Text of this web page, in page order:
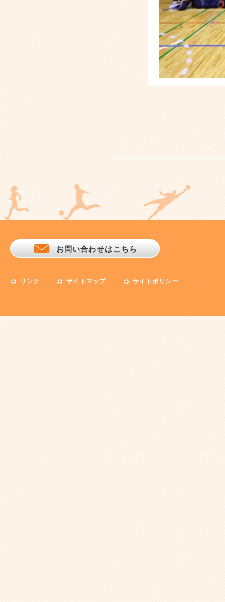
お問い合わせはこちら
リンク サイトマップ サイトポリシー